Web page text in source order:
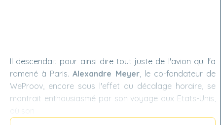
Il descendait pour ainsi dire tout juste de l'avion qui l'a
ramené à Paris.Alexandre Meyer, le co-fondateur de
WeProov, encore sous l'effet du décalage horaire, se
montrait enthousiasmé par son voyage aux Etats-Unis,